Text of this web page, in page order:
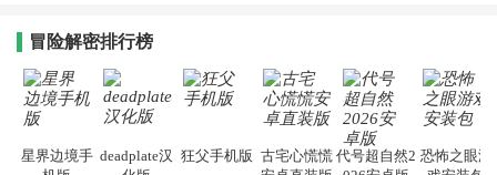
冒险解密排行榜
星界边境手 deadplate汉 狂父手机版 古宅心慌慌 代号超自然2 恐怖之眼游